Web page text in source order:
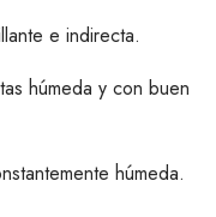
e indirecta.
húmeda y con buen
húmeda.